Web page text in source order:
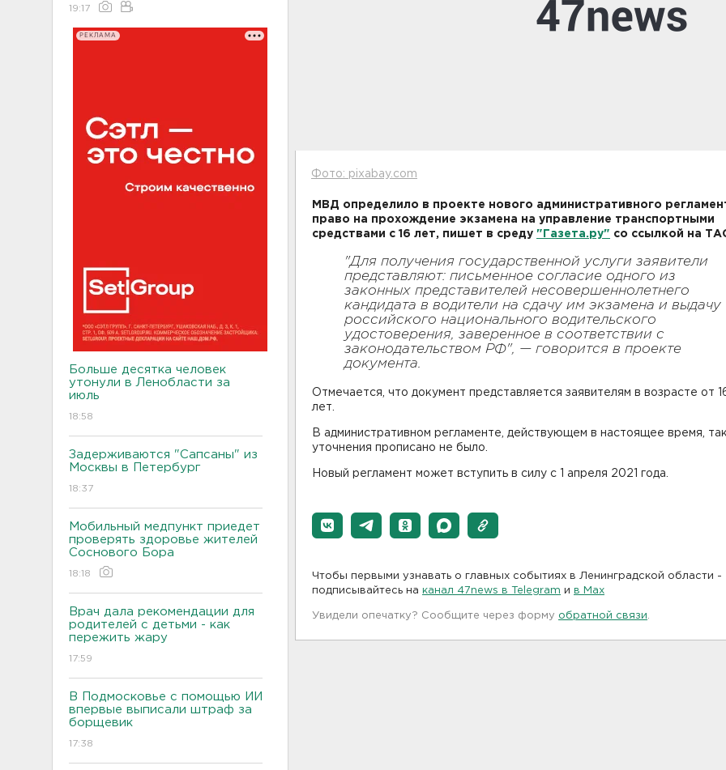
19:17
РЕКЛАМА
Больше десятка человек
утонули в Ленобласти за
июль
18:58
Задерживаются "Сапсаны" из
Москвы в Петербург
18:37
Мобильный медпункт приедет
проверять здоровье жителей
Соснового Бора
18:18
Врач дала рекомендации для
родителей с детьми - как
пережить жару
17:59
В Подмосковье с помощью ИИ
впервые выписали штраф за
борщевик
17:38
Фото: pixabay.com
МВД определило в проекте нового административного
право на прохождение экзамена на управление транспортными
средствами с 16 лет, пишет в среду "Газета.ру" со ссылкой на
"Для получения государственной услуги заявители
представляют: письменное согласие одного из
законных представителей несовершеннолетнего
кандидата в водители на сдачу им экзамена и выдачу
российского национального водительского
удостоверения, заверенное в соответствии с
законодательством РФ", — говорится в проекте
документа.
Отмечается, что документ представляется заявителям в возрасте от
лет.
В административном регламенте, действующем в настоящее время,
уточнения прописано не было.
Новый регламент может вступить в силу с 1 апреля 2021 года.
Чтобы первыми узнавать о главных событиях в Ленинградской области -
подписывайтесь на канал 47news в Telegram и в Maх
Увидели опечатку? Сообщите через форму обратной связи